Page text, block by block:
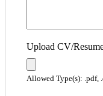
Upload CV/
Allowed Type(s): .pdf,